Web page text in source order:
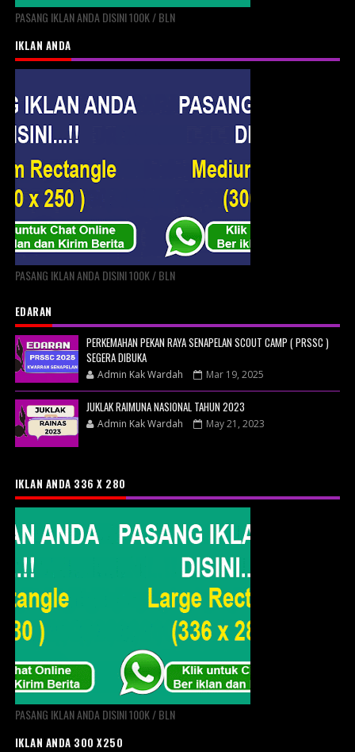
PASANG IKLAN ANDA DISINI 100K / BLN
IKLAN ANDA
PASANG IKLAN ANDA DISINI 100K / BLN
EDARAN
PERKEMAHAN PEKAN RAYA SENAPELAN SCOUT CAMP ( PRSSC )
SEGERA DIBUKA
Admin Kak Wardah Mar 19, 2025
JUKLAK RAIMUNA NASIONAL TAHUN 2023
Admin Kak Wardah May 21, 2023
IKLAN ANDA 336 X 280
PASANG IKLAN ANDA DISINI 100K / BLN
IKLAN ANDA 300 X250